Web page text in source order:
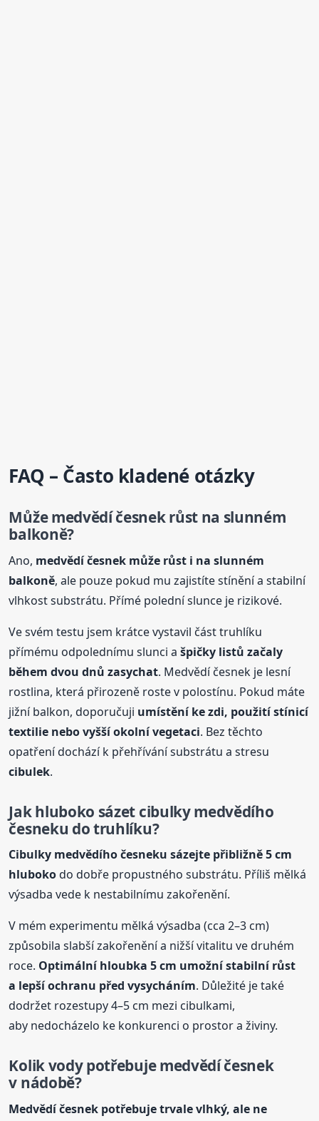
FAQ – Často kladené otázky
Může medvědí česnek růst na slunném
balkoně?
Ano, medvědí česnek může růst i na slunném
balkoně, ale pouze pokud mu zajistíte stínění a stabilní
vlhkost substrátu. Přímé polední slunce je rizikové.
Ve svém testu jsem krátce vystavil část truhlíku
přímému odpolednímu slunci ašpičky listů začaly
během dvou dnů zasychat. Medvědí česnek je lesní
rostlina, která přirozeně roste v polostínu. Pokud máte
jižní balkon, doporučuji umístění ke zdi, použití stínicí
textilie nebo vyšší okolní vegetaci. Bez těchto
opatření dochází k přehřívání substrátu a stresu
cibulek.
Jak hluboko sázet cibulky medvědího
česneku do truhlíku?
Cibulky medvědího česneku sázejte přibližně 5 cm
hlubokodo dobře propustného substrátu. Příliš mělká
výsadba vede k nestabilnímu zakořenění.
V mém experimentu mělká výsadba (cca 2–3 cm)
způsobila slabší zakořenění a nižší vitalitu ve druhém
roce. Optimální hloubka 5 cm umožní stabilní růst
a lepší ochranu před vysycháním. Důležité je také
dodržet rozestupy 4–5 cm mezi cibulkami,
aby nedocházelo ke konkurenci o prostor a živiny.
Kolik vody potřebuje medvědí česnek
v nádobě?
Medvědí česnek potřebuje trvale vlhký, ale ne